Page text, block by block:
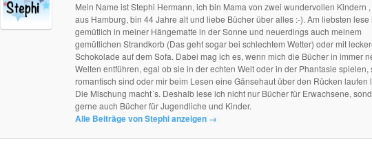
Mein Name ist Stephi Hermann, ich bin Mama von zwei wundervollen Kindern
aus Hamburg, bin 44 Jahre alt und liebe Bücher über alles :-). Am liebsten lese
gemütlich in meiner Hängematte in der Sonne und neuerdings auch meinem
gemütlichen Strandkorb (Das geht sogar bei schlechtem Wetter) oder mit
Schokolade auf dem Sofa. Dabei mag ich es, wenn mich die Bücher in immer
Welten entführen, egal ob sie in der echten Welt oder in der Phantasie spielen,
romantisch sind oder mir beim Lesen eine Gänsehaut über den Rücken laufen
Die Mischung macht´s. Deshalb lese ich nicht nur Bücher für Erwachsene,
gerne auch Bücher für Jugendliche und Kinder.
Alle Beiträge von Stephi anzeigen →